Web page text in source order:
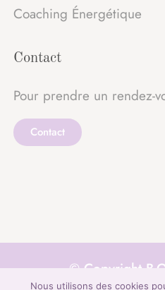
Coaching Énergétique
Contact
Pour prendre un rendez-
Contact
© CopyrightB-
Nous utilisons des cookies